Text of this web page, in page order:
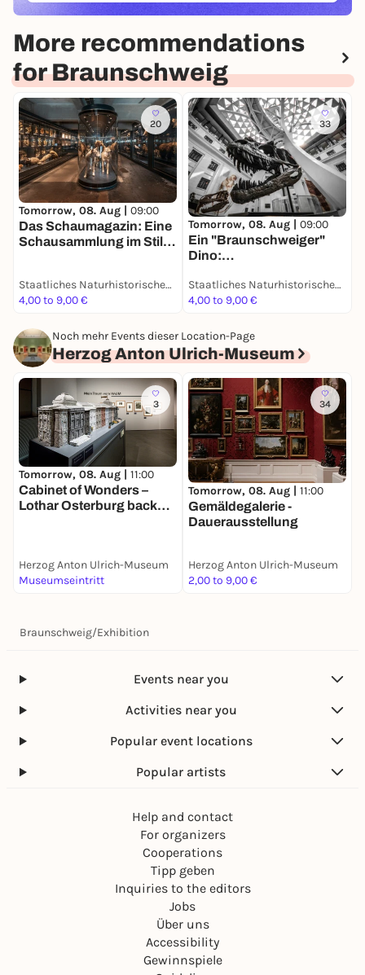
More recommendations
for Braunschweig
20
Tomorrow, 08. Aug | 09:00
Das Schaumagazin: Eine
Schausammlung im Stile
Staatliches Naturhistorisches Museum
4,00 to 9,00 €
33
Tomorrow, 08. Aug | 09:00
Ein "Braunschweiger"
Dino:
Afrika - Dauerausstellung
Staatliches Naturhistorisches Museum
4,00 to 9,00 €
Noch mehr Events dieser Location-Page
Herzog Anton Ulrich-Museum
3
Tomorrow, 08. Aug | 11:00
Cabinet of Wonders –
Lothar Osterburg back
Herzog Anton Ulrich-Museum
Museumseintritt
34
Tomorrow, 08. Aug | 11:00
Gemäldegalerie -
Dauerausstellung
Herzog Anton Ulrich-Museum
2,00 to 9,00 €
Braunschweig/Exhibition
Events near you
Activities near you
Popular event locations
Popular artists
Help and contact
For organizers
Cooperations
Tipp geben
Inquiries to the editors
Jobs
Über uns
Accessibility
Gewinnspiele